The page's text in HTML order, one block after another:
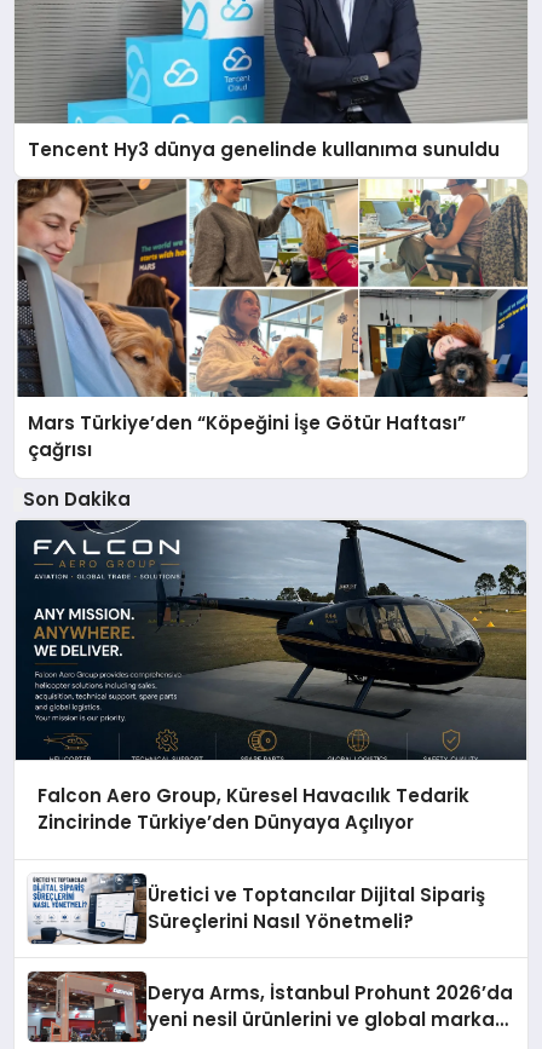
Tencent Hy3 dünya genelinde kullanıma sunuldu
Mars Türkiye’den “Köpeğini İşe Götür Haftası”
çağrısı
Son Dakika
Falcon Aero Group, Küresel Havacılık Tedarik
Zincirinde Türkiye’den Dünyaya Açılıyor
Üretici ve Toptancılar Dijital Sipariş
Süreçlerini Nasıl Yönetmeli?
Derya Arms, İstanbul Prohunt 2026’da
yeni nesil ürünlerini ve global marka